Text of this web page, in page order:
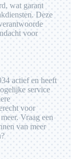
wat garant
Deze
voor
actief en heeft
service
voor
Vraag een
van meer